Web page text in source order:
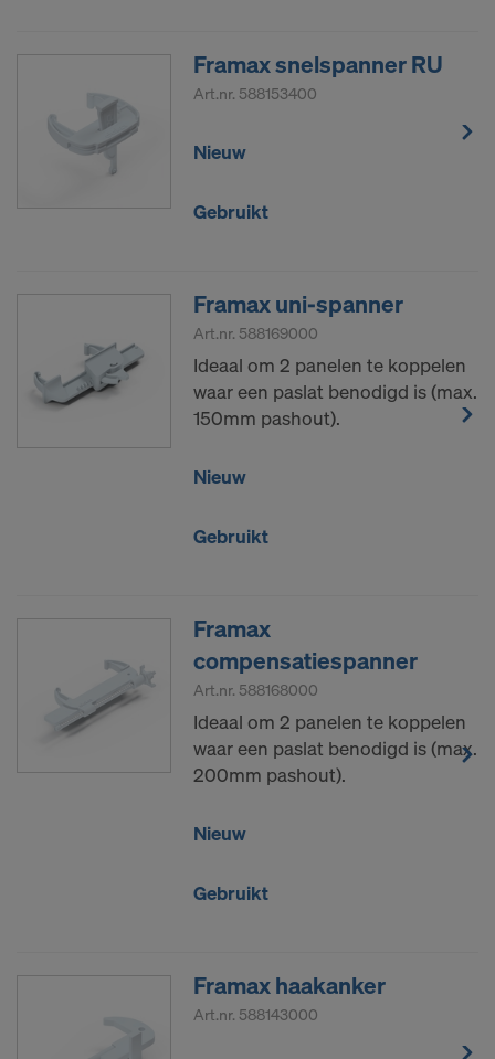
Framax snelspanner RU
Art.nr. 588153400
Nieuw
Gebruikt
Framax uni-spanner
Art.nr. 588169000
Ideaal om 2 panelen te koppelen
waar een paslat benodigd is (max.
150mm pashout).
Nieuw
Gebruikt
Framax
compensatiespanner
Art.nr. 588168000
Ideaal om 2 panelen te koppelen
waar een paslat benodigd is (max.
200mm pashout).
Nieuw
Gebruikt
Framax haakanker
Art.nr. 588143000